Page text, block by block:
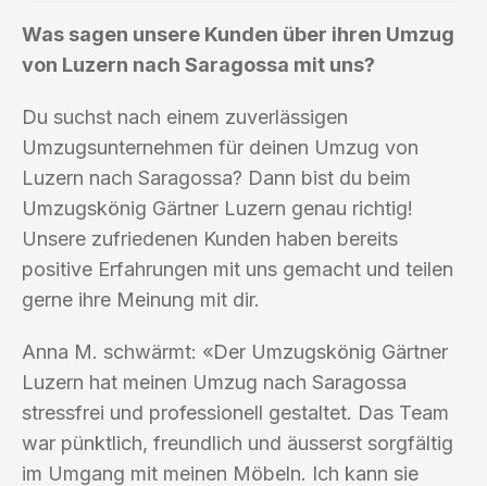
Was sagen unsere Kunden über ihren Umzug
von Luzern nach Saragossa mit uns?
Du suchst nach einem zuverlässigen
Umzugsunternehmen für deinen Umzug von
Luzern nach Saragossa? Dann bist du beim
Umzugskönig Gärtner Luzern genau richtig!
Unsere zufriedenen Kunden haben bereits
positive Erfahrungen mit uns gemacht und teilen
gerne ihre Meinung mit dir.
Anna M. schwärmt: «Der Umzugskönig Gärtner
Luzern hat meinen Umzug nach Saragossa
stressfrei und professionell gestaltet. Das Team
war pünktlich, freundlich und äusserst sorgfältig
im Umgang mit meinen Möbeln. Ich kann sie